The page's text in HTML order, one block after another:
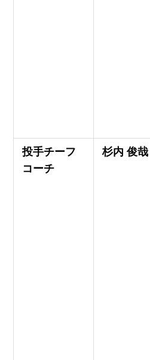
投手チーフ
コーチ
杉内 俊哉